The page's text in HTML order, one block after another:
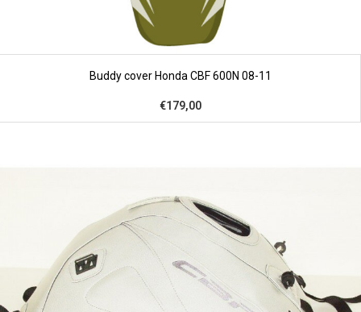
Buddy cover Honda CBF 600N 08-11
€179,00